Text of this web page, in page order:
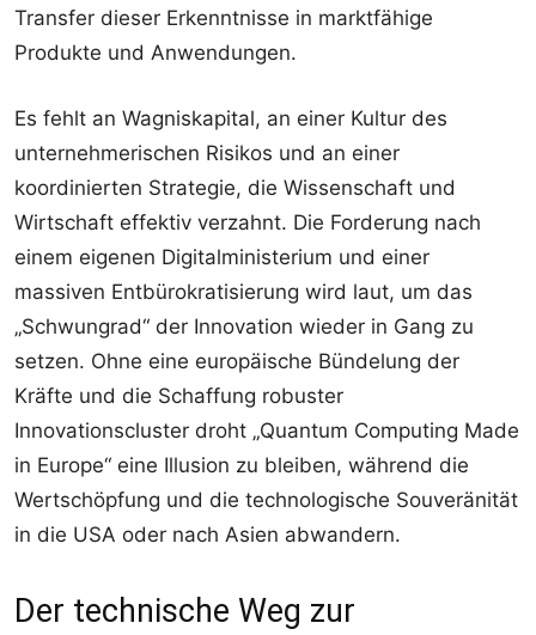
Transfer dieser Erkenntnisse in marktfähige
Produkte und Anwendungen.
Es fehlt an Wagniskapital, an einer Kultur des
unternehmerischen Risikos und an einer
koordinierten Strategie, die Wissenschaft und
Wirtschaft effektiv verzahnt. Die Forderung nach
einem eigenen Digitalministerium und einer
massiven Entbürokratisierung wird laut, um das
„Schwungrad“ der Innovation wieder in Gang zu
setzen. Ohne eine europäische Bündelung der
Kräfte und die Schaffung robuster
Innovationscluster droht „Quantum Computing Made
in Europe“ eine Illusion zu bleiben, während die
Wertschöpfung und die technologische Souveränität
in die USA oder nach Asien abwandern.
Der technische Weg zur